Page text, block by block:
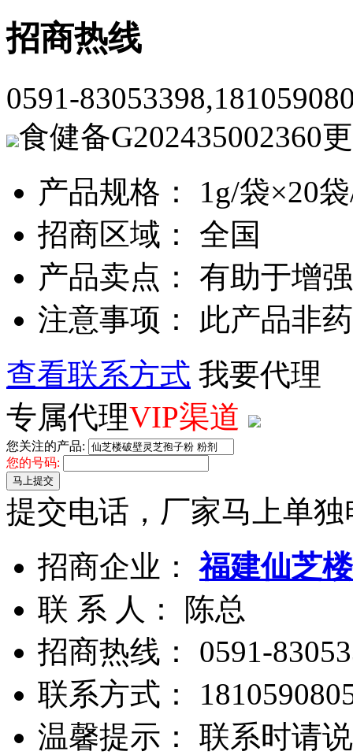
招商热线
0591-
食健备G202435002360
产品规格： 1g/袋×20
招商区域： 全国
产品卖点： 有助于增
注意事项： 此产品非
查看联系方式 我要代理
专属代理VIP渠道
您关注的产品:
您的号码:
马上提交
提交电话，厂家马上单
招商企业：福建仙芝
联 系 人： 陈总
招商热线： 0591-
联系方式：
温馨提示： 联系时请